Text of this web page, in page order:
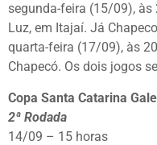
segunda-feira (15/09), às
Luz, em Itajaí. Já
quarta-feira (17/09), às
Chapecó. Os dois jogos
Copa Santa Catarina
2ª Rodada
14/09 – 15 horas